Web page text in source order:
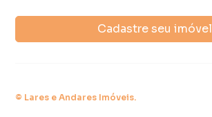
Cadastre seu imóvel
© Lares e Andares Imóveis.